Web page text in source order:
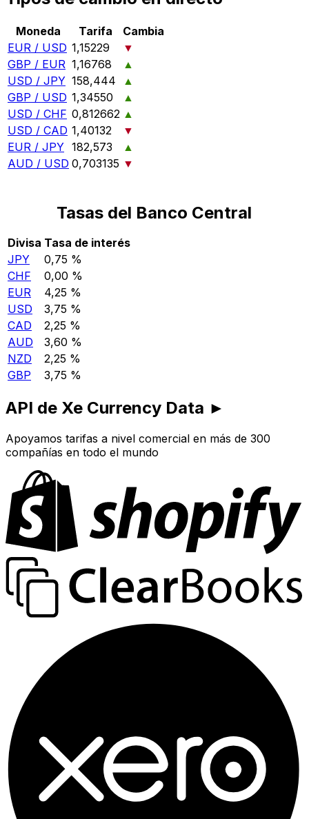
Moneda Tarifa
Cambia
EUR / USD 1,15229
▼
GBP / EUR 1,16768
▲
USD / JPY 158,444
▲
GBP / USD 1,34550
▲
USD / CHF 0,812662 ▲
USD / CAD 1,40132
▼
EUR / JPY 182,573
▲
AUD / USD 0,703135 ▼
Tasas del Banco Central
Divisa Tasa de interés
JPY
0,75 %
CHF
0,00 %
EUR
4,25 %
USD
3,75 %
CAD
2,25 %
AUD
3,60 %
NZD
2,25 %
GBP
3,75 %
API de Xe Currency Data ►
Apoyamos tarifas a nivel comercial en más de 300
compañías en todo el mundo